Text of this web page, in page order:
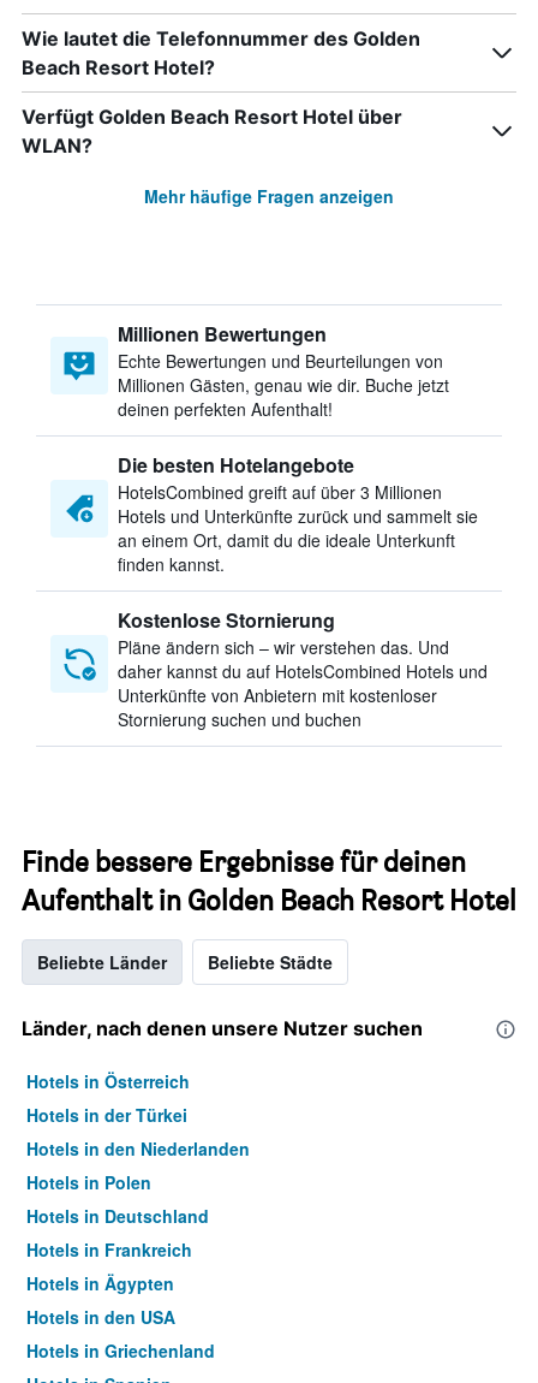
Wie lautet die Telefonnummer des Golden
Beach Resort Hotel?
Verfügt Golden Beach Resort Hotel über
WLAN?
Mehr häufige Fragen anzeigen
Millionen Bewertungen
Echte Bewertungen und Beurteilungen von
Millionen Gästen, genau wie dir. Buche jetzt
deinen perfekten Aufenthalt!
Die besten Hotelangebote
HotelsCombined greift auf über 3 Millionen
Hotels und Unterkünfte zurück und sammelt sie
an einem Ort, damit du die ideale Unterkunft
finden kannst.
Kostenlose Stornierung
Pläne ändern sich – wir verstehen das. Und
daher kannst du auf HotelsCombined Hotels und
Unterkünfte von Anbietern mit kostenloser
Stornierung suchen und buchen
Finde bessere Ergebnisse für deinen
Aufenthalt in Golden Beach Resort Hotel
Beliebte Länder Beliebte Städte
Länder, nach denen unsere Nutzer suchen
Hotels in Österreich
Hotels in der Türkei
Hotels in den Niederlanden
Hotels in Polen
Hotels in Deutschland
Hotels in Frankreich
Hotels in Ägypten
Hotels in den USA
Hotels in Griechenland